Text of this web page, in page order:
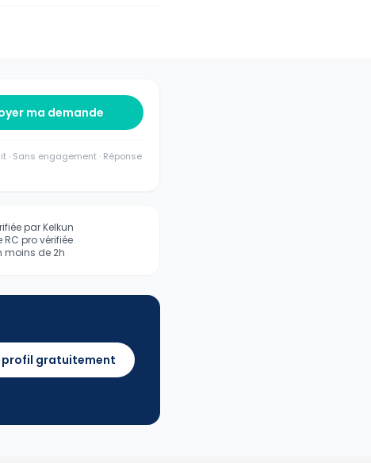
ma demande
· Sans engagement · Réponse
par Kelkun
pro vérifiée
moins de 2h
profil gratuitement